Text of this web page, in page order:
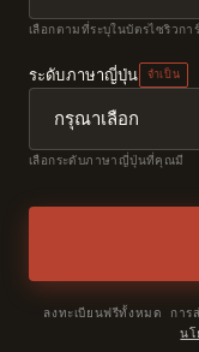
เลือกตามที่ระบุในบัตรไซริวกา
ระดับภาษาญี่ปุ่น จำเป็น
เลือกระดับภาษาญี่ปุ่นที่คุณมี
ลงทะเบียนฟรีทั้งหมด กา
นโ